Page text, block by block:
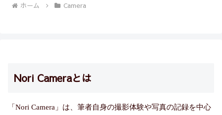
ホーム Camera
Nori Cameraとは
「Nori Camera」は、筆者自身の撮影体験や写真の記録を中心